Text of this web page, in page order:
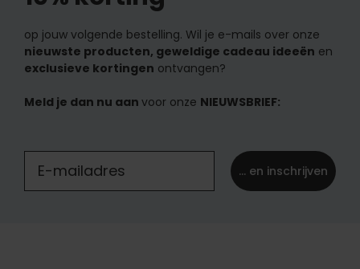
op jouw volgende bestelling. Wil je e-mails over onze
nieuwste producten, geweldige cadeau ideeën en
exclusieve kortingen ontvangen?
Meld je dan nu aan voor onze NIEUWSBRIEF:
... en inschrijven